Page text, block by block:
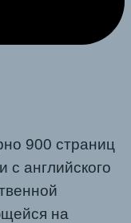
900 страниц
с английского
на